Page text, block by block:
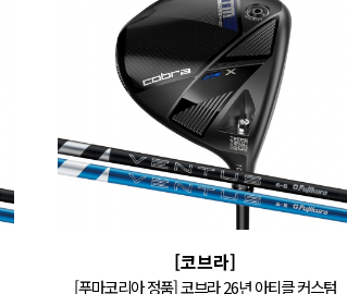
[코브라]
[푸마코리아 정품] 코브라 26년 아티클 커스텀